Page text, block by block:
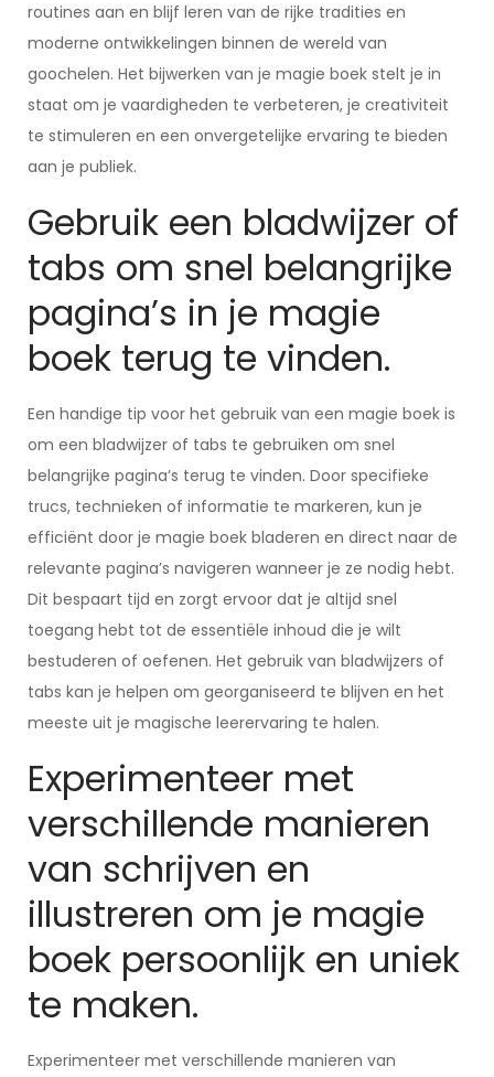
routines aan en blijf leren van de rijke tradities en
moderne ontwikkelingen binnen de wereld van
goochelen. Het bijwerken van je magie boek stelt je in
staat om je vaardigheden te verbeteren, je creativiteit
te stimuleren en een onvergetelijke ervaring te bieden
aan je publiek.
Gebruik een bladwijzer of
tabs om snel belangrijke
pagina’s in je magie
boek terug te vinden.
Een handige tip voor het gebruik van een magie boek is
om een bladwijzer of tabs te gebruiken om snel
belangrijke pagina’s terug te vinden. Door specifieke
trucs, technieken of informatie te markeren, kun je
efficiënt door je magie boek bladeren en direct naar de
relevante pagina’s navigeren wanneer je ze nodig hebt.
Dit bespaart tijd en zorgt ervoor dat je altijd snel
toegang hebt tot de essentiële inhoud die je wilt
bestuderen of oefenen. Het gebruik van bladwijzers of
tabs kan je helpen om georganiseerd te blijven en het
meeste uit je magische leerervaring te halen.
Experimenteer met
verschillende manieren
van schrijven en
illustreren om je magie
boek persoonlijk en uniek
te maken.
Experimenteer met verschillende manieren van